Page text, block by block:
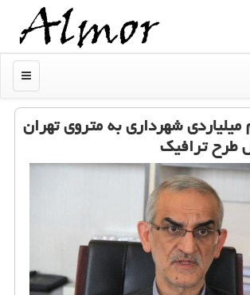
منو
و نیم میلیاردی شهرداری به متروی تهران
طرح ترافیك